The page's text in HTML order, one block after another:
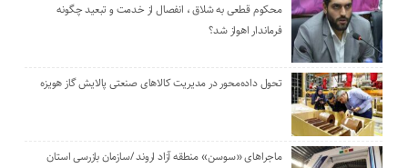
محکوم قطعی به شلاق ، انفصال از خدمت و تبعید چگونه
فرماندار اهواز شد؟
تحول داده‌محور در مدیریت کالاهای صنعتی پالایش گاز هویزه
ماجراهای «سوسن» منطقه آزاد اروند /سازمان بازرسی استان